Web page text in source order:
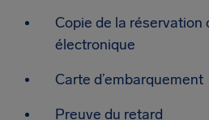
Copie de la réservation
électronique
Carte d’embarquement
Preuve du retard